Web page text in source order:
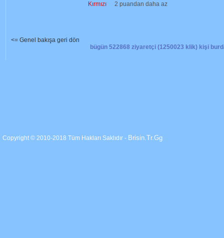
Kırmızı
2 puandan daha az
<= Genel bakışa geri dön
bügün 522868 ziyaretçi (1250023 klik) kişi
Copyright © 2010-2018 Tüm Hakları Saklıdır - Brisin.Tr.Gg